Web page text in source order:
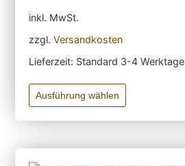
inkl. MwSt.
zzgl.Versandkosten
Lieferzeit: Standard 3-4 Werktage
Ausführung wählen